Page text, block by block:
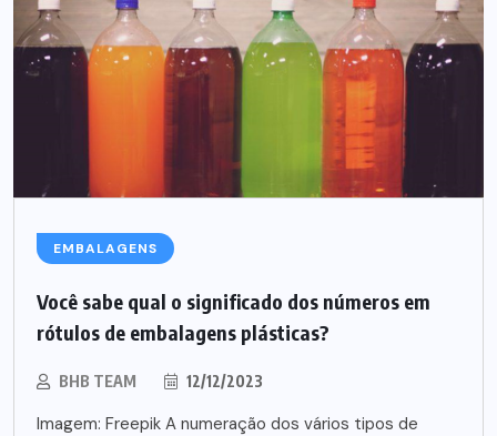
EMBALAGENS
Você sabe qual o significado dos números em
rótulos de embalagens plásticas?
BHB TEAM 12/12/2023
Imagem: Freepik A numeração dos vários tipos de